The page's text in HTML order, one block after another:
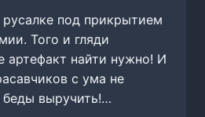
под прикрытием
Того и гляди
артефакт найти нужно! И
с ума не
выручить!…